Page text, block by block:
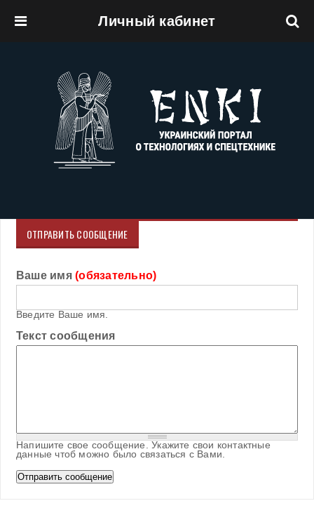
Личный кабинет
ОТПРАВИТЬ СООБЩЕНИЕ
Ваше имя(обязательно)
Введите Ваше имя.
Текст сообщения
Напишите свое сообщение. Укажите свои контактные
данные чтоб можно было связаться с Вами.